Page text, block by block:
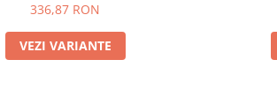
336,87 RON
VEZI VARIANTE